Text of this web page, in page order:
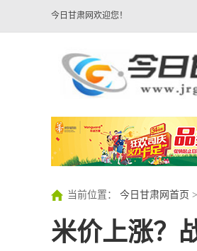
今日甘肃网欢迎您！
当前位置： 今日甘肃网首页 >
米价上涨？